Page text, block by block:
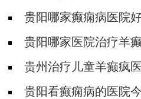
对身体有影响吗?
贵阳哪家癫痫病医院
解吗?贵阳哪家医院治疗羊
身体有什么危害?
贵州治疗儿童羊癫疯
羊儿疯好?
贵阳看癫痫病的医院